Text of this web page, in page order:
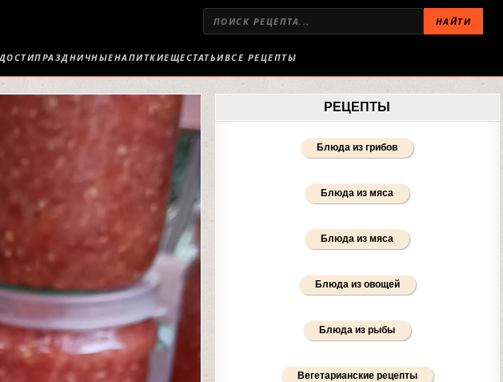
НАЙТИ
ПРАЗДНИЧНЫЕНАПИТКИЕЩЕСТАТЬИВСЕ РЕЦЕПТЫ
РЕЦЕПТЫ
Блюда из грибов
Блюда из мяса
Блюда из мяса
Блюда из овощей
Блюда из рыбы
Вегетарианские рецепты